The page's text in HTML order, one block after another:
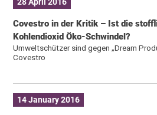
28 April 2016
Covestro in der Kritik – Ist die
Kohlendioxid Öko-Schwindel?
Umweltschützer sind gegen „Dream
Covestro
14 January 2016